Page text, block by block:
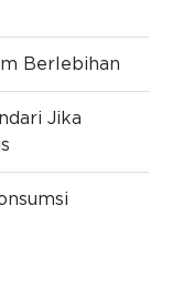
Berlebihan
Jika